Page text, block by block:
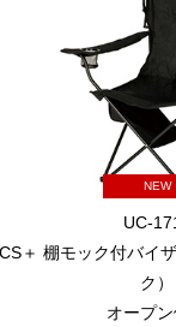
NEW
UC-
CS＋ 棚モック付バイ
ク）
オープ